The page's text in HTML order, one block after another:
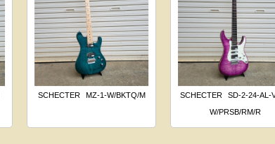
SCHECTER MZ-1-W/BKTQ/M SCHECTER
SD-2-24-AL-
W/PRSB/RM/R